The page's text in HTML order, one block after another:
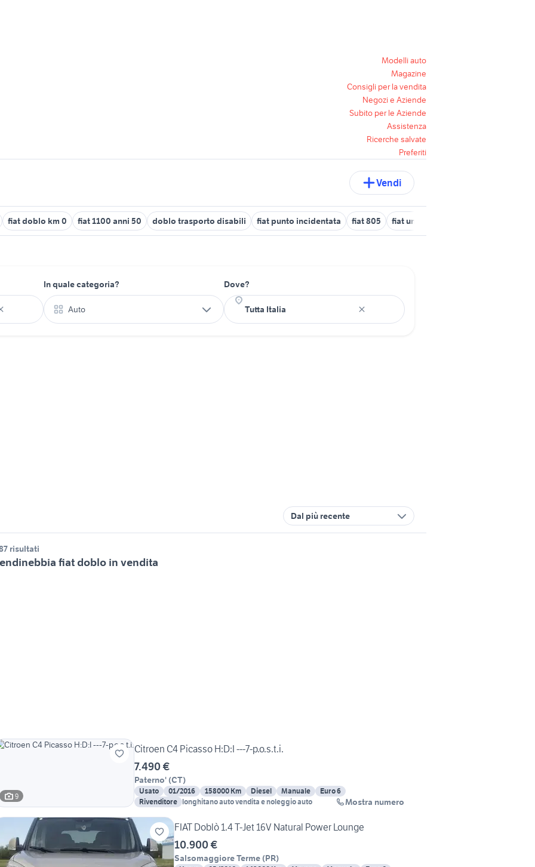
Modelli auto
Magazine
Consigli per la vendita
Negozi e Aziende
Subito per le Aziende
Assistenza
Ricerche salvate
Preferiti
Vendi
fiat doblo km 0 fiat 1100 anni 50 doblo trasporto disabili fiat punto incidentata fiat 805 fiat uno Roma provincia
In quale categoria?
Auto
Dove?
Dal più recente
risultati
fiat doblo in vendita
9
Citroen C4 Picasso H:D:I ---7-p.o.s.t.i.
7.490 €
Paterno' (CT)
Usato 01/2016 158000 Km Diesel Manuale
Euro 6
Rivenditore longhitano auto vendita e noleggio auto Mostra numero
FIAT Doblò 1.4 T-Jet 16V Natural Power Lounge
10.900 €
Salsomaggiore Terme (PR)